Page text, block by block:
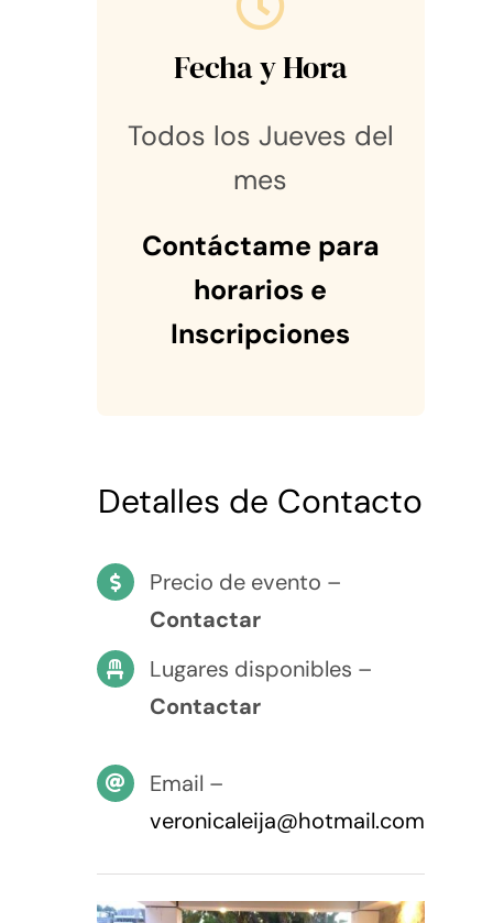
Fecha y Hora
Todos los Jueves del
mes
Contáctame para
horarios e
Inscripciones
Detalles de Contacto
Precio de evento –
Contactar
Lugares disponibles –
Contactar
Email –
veronicaleija@hotmail.com